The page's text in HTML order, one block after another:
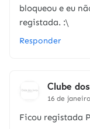
bloqueou e eu
registada. :\
Responder
Clube
16 de
Ficou registada